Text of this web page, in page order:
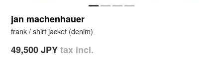
jan machenhauer
frank / shirt jacket (denim)
49,500 JPYtax incl.